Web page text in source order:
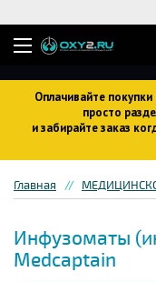
Оплачивайте
просто
и забирайте заказ
Главная
Инфузоматы
Medcaptain